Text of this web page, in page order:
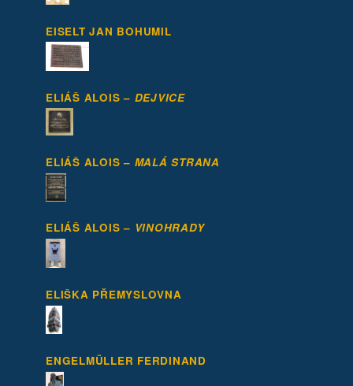
EISELT JAN BOHUMIL
ELIÁŠ ALOIS – DEJVICE
ELIÁŠ ALOIS – MALÁ STRANA
ELIÁŠ ALOIS – VINOHRADY
ELIŠKA PŘEMYSLOVNA
ENGELMÜLLER FERDINAND